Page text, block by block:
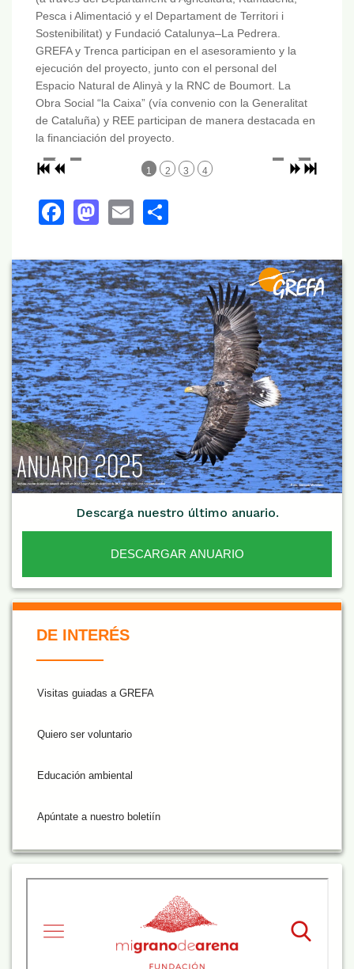
Pesca i Alimentació y el Departament de Territori i
Sostenibilitat) y Fundació Catalunya–La Pedrera.
GREFA y Trenca participan en el asesoramiento y la
ejecución del proyecto, junto con el personal del
Espacio Natural de Alinyà y la RNC de Boumort. La
Obra Social “la Caixa” (vía convenio con la Generalitat
de Cataluña) y REE participan de manera destacada en
la financiación del proyecto.
1 2 3 4
Facebook
Mastodon
Email
Descarga nuestro último anuario.
DESCARGAR ANUARIO
DE INTERÉS
Visitas guiadas a GREFA
Quiero ser voluntario
Educación ambiental
Apúntate a nuestro boletiín